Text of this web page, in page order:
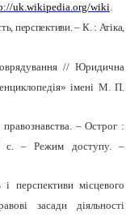
uk.wikipedia.org/wiki.
перспективи. – К. : Атіка,
// Юридична
імені М. П.
– Острог :
с. – Режим доступу. –
перспективи місцевого
засади діяльності